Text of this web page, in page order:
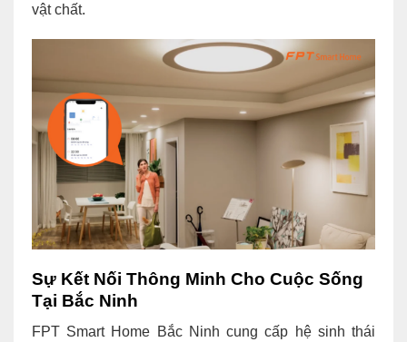
vật chất.
Sự Kết Nối Thông Minh Cho Cuộc Sống
Tại Bắc Ninh
FPT Smart Home Bắc Ninh cung cấp hệ sinh thái